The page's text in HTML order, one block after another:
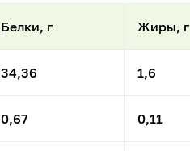
Белки, г Жиры, г
34,36 1,6
0,67 0,11